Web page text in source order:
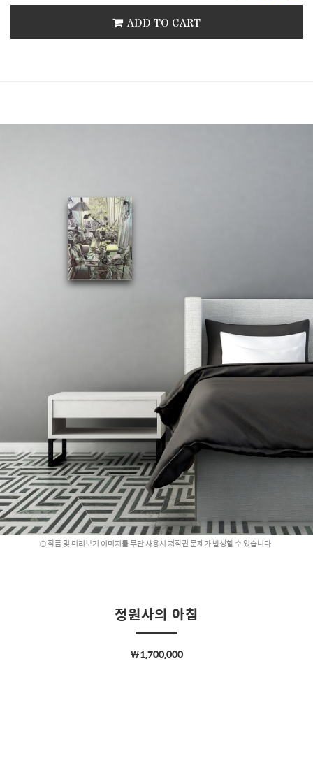
ADD TO CART
작품 및 미리보기 이미지를 무단 사용시 저작권 문제가 발생할 수 있습니다.
정원사의 아침
￦1,700,000